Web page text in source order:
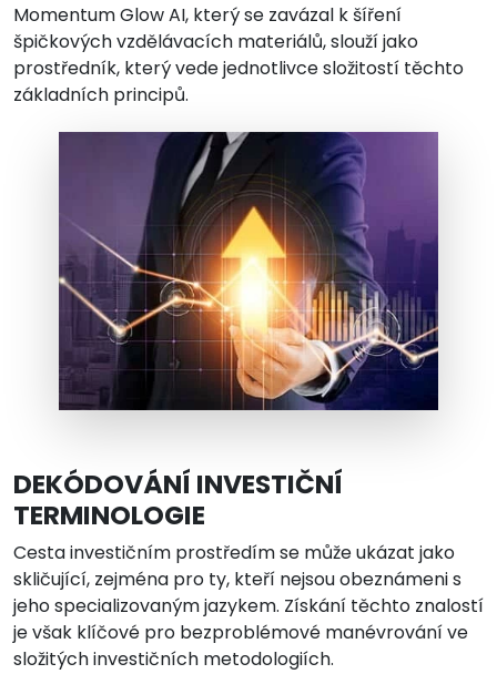
Momentum Glow AI, který se zavázal k šíření
špičkových vzdělávacích materiálů, slouží jako
prostředník, který vede jednotlivce složitostí těchto
základních principů.
DEKÓDOVÁNÍ INVESTIČNÍ
TERMINOLOGIE
Cesta investičním prostředím se může ukázat jako
skličující, zejména pro ty, kteří nejsou obeznámeni s
jeho specializovaným jazykem. Získání těchto znalostí
je však klíčové pro bezproblémové manévrování ve
složitých investičních metodologiích.